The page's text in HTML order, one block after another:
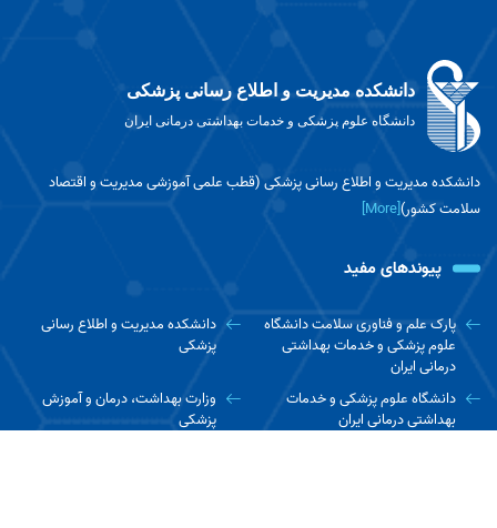
دانشکده مدیریت و اطلاع رسانی پزشکی
دانشگاه علوم پزشکی و خدمات بهداشتی درمانی ایران
دانشکده مدیریت و اطلاع رسانی پزشکی (قطب علمی آموزشی مدیریت و اقتصاد
سلامت کشور)[More]
پیوندهای مفید
پارک علم و فناوری سلامت دانشگاه
علوم پزشکی و خدمات بهداشتی
درمانی ایران
دانشکده مدیریت و اطلاع رسانی
پزشکی
دانشگاه علوم پزشکی و خدمات
بهداشتی درمانی ایران
وزارت بهداشت، درمان و آموزش
پزشکی